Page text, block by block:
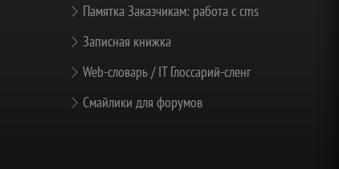
Памятка Заказчикам: работа с cms
Записная книжка
Web-словарь / IT Глоссарий-сленг
Смайлики для форумов